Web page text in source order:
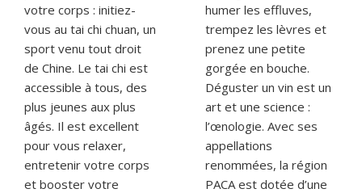
votre corps : initiez-
vous au tai chi chuan, un
sport venu tout droit
de Chine. Le tai chi est
accessible à tous, des
plus jeunes aux plus
âgés. Il est excellent
pour vous relaxer,
entretenir votre corps
et booster votre
humer les effluves,
trempez les lèvres et
prenez une petite
gorgée en bouche.
Déguster un vin est un
art et une science :
l’œnologie. Avec ses
appellations
renommées, la région
PACA est dotée d’une